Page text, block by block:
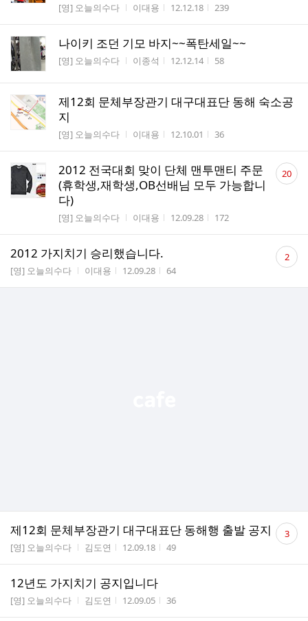
게시판명
[영] 오늘의수다 작성자
이대용 작성시간
12.12.18 조회수
239
나이키 조던 기모 바지~~폭탄세일~~
게시판명
[영] 오늘의수다 작성자
이종석 작성시간
12.12.14 조회수
58
제12회 문체부장관기 대구대표단 동해 숙소공
지
게시판명
[영] 오늘의수다 작성자
이대용 작성시간
12.10.01 조회수
36
2012 전국대회 맞이 단체 맨투맨티 주문
(휴학생,재학생,OB선배님 모두 가능합니
다)
게시판명
[영] 오늘의수다 작성자
이대용 작성시간
12.09.28 조회수
172
댓
글20
2012 가지치기 승리했습니다.
게시판명
[영] 오늘의수다 작성자
이대용 작성시간
12.09.28 조회수
64
댓
글 2
제12회 문체부장관기 대구대표단 동해행 출발 공지
게시판명
[영] 오늘의수다 작성자
김도연 작성시간
12.09.18 조회수
49
댓
글 3
12년도 가지치기 공지입니다
게시판명
[영] 오늘의수다 작성자
김도연 작성시간
12.09.05 조회수
36